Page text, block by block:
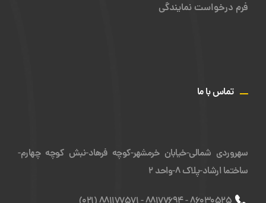
فرم درخواست نمایندگی
ـــ تماس با ما
سهروردی شمالی-خیابان خرمشهر-کوچه فرهاد-نبش کوچه چهارم-
ساختما ارشاد-پلاک ۸-واحد ۲